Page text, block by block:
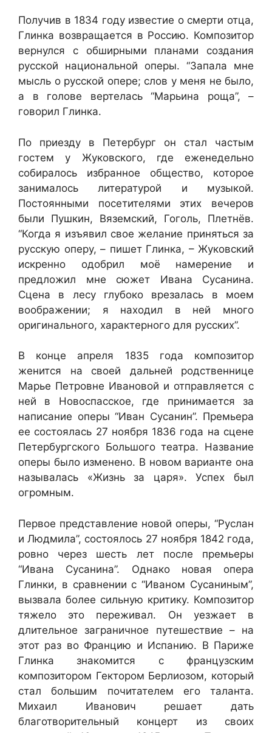
Получив в 1834 году известие о смерти отца,
Глинка возвращается в Россию. Композитор
вернулся с обширными планами создания
русской национальной оперы. “Запала мне
мысль о русской опере; слов у меня не было,
а в голове вертелась “Марьина роща”, –
говорил Глинка.
По приезду в Петербург он стал частым
гостем у Жуковского, где еженедельно
собиралось избранное общество, которое
занималось литературой и музыкой.
Постоянными посетителями этих вечеров
были Пушкин, Вяземский, Гоголь, Плетнёв.
“Когда я изъявил свое желание приняться за
русскую оперу, – пишет Глинка, – Жуковский
искренно одобрил моё намерение и
предложил мне сюжет Ивана Сусанина.
Сцена в лесу глубоко врезалась в моем
воображении; я находил в ней много
оригинального, характерного для русских”.
В конце апреля 1835 года композитор
женится на своей дальней родственнице
Марье Петровне Ивановой и отправляется с
ней в Новоспасское, где принимается за
написание оперы “Иван Сусанин”. Премьера
ее состоялась 27 ноября 1836 года на сцене
Петербургского Большого театра. Название
оперы было изменено. В новом варианте она
называлась «Жизнь за царя». Успех был
огромным.
Первое представление новой оперы, “Руслан
и Людмила”, состоялось 27 ноября 1842 года,
ровно через шесть лет после премьеры
“Ивана Сусанина”. Однако новая опера
Глинки, в сравнении с “Иваном Сусаниным”,
вызвала более сильную критику. Композитор
тяжело это переживал. Он уезжает в
длительное заграничное путешествие – на
этот раз во Францию и Испанию. В Париже
Глинка знакомится с французским
композитором Гектором Берлиозом, который
стал большим почитателем его таланта.
Михаил Иванович решает дать
благотворительный концерт из своих